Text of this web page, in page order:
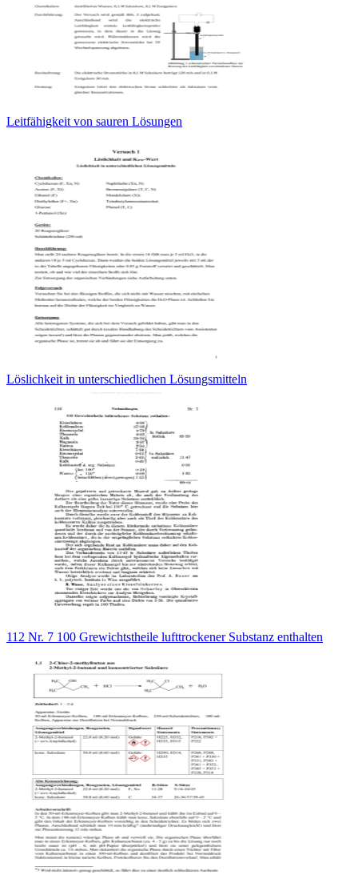
Leitfähigkeit von sauren Lösungen
Löslichkeit in unterschiedlichen Lösungsmitteln
112 Nr. 7 100 Grewichtstheile lufttrockener Substanz enthalten